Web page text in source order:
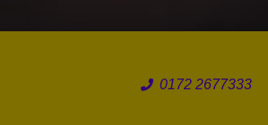
0172 2677333